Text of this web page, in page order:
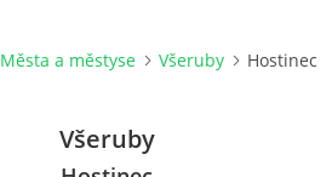
Města a městyse Všeruby Hostinec
Všeruby